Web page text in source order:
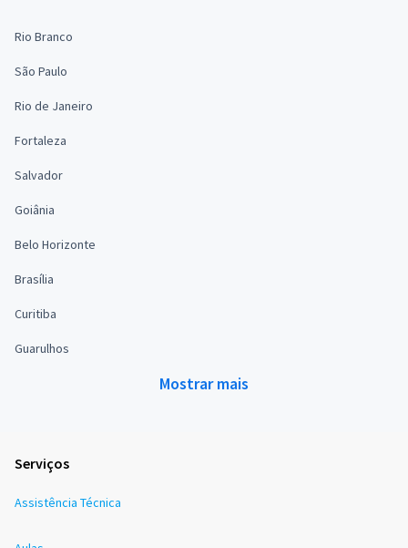
Rio Branco
São Paulo
Rio de Janeiro
Fortaleza
Salvador
Goiânia
Belo Horizonte
Brasília
Curitiba
Guarulhos
Mostrar mais
Serviços
Assistência Técnica